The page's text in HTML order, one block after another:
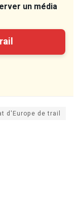
un média
d'Europe de trail